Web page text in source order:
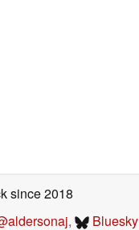
since 2018
, Bluesky